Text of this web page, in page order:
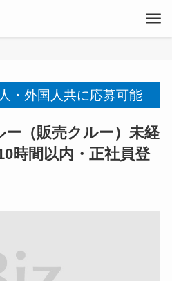
・外国人共に応募可能
（販売クルー）未経
時間以内・正社員登